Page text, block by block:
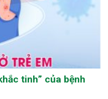
tinh” của bệnh